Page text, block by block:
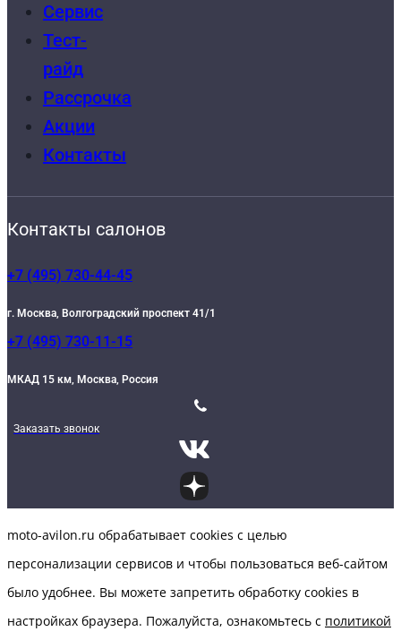
Сервис
Тест-
райд
Рассрочка
Акции
Контакты
Контакты салонов
+7 (495) 730-44-45
г. Москва, Волгоградский проспект 41/1
+7 (495) 730-11-15
МКАД 15 км, Москва, Россия
Заказать звонок
moto-avilon.ru обрабатывает cookies с целью
персонализации сервисов и чтобы пользоваться веб-сайтом
было удобнее. Вы можете запретить обработку сookies в
настройках браузера. Пожалуйста, ознакомьтесь с политикой